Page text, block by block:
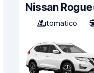
Nissan Rogue
Automatico
5